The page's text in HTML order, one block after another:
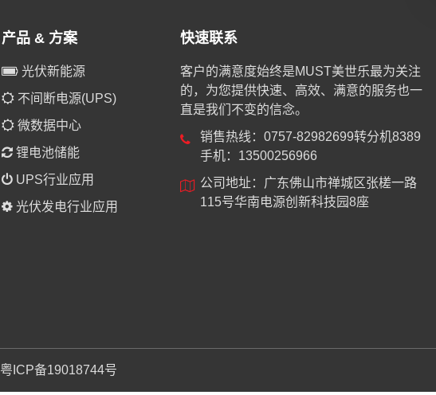
产品 & 方案
光伏新能源
不间断电源(UPS)
微数据中心
锂电池储能
UPS行业应用
光伏发电行业应用
快速联系
客户的满意度始终是MUST美世乐最为关注
的，为您提供快速、高效、满意的服务也一
直是我们不变的信念。
销售热线：0757-82982699转分机8389
手机：13500256966
公司地址：广东佛山市禅城区张槎一路
115号华南电源创新科技园8座
粤ICP备19018744号